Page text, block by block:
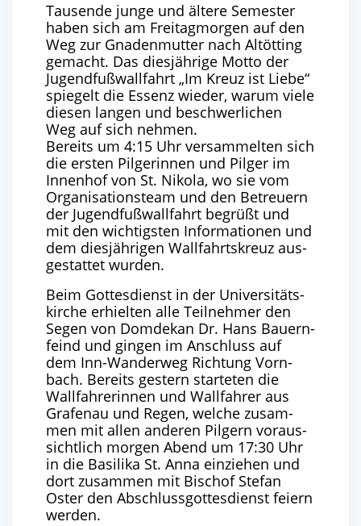
Tausende junge und ältere Semester
haben sich am Freitagmorgen auf den
Weg zur Gnadenmutter nach Altötting
gemacht. Das diesjährige Motto der
Jugendfußwallfahrt „Im Kreuz ist Liebe“
spiegelt die Essenz wieder, warum viele
diesen langen und beschwerlichen
Weg auf sich nehmen.
Bereits um 4:15 Uhr ver­sam­mel­ten sich
die ers­ten Pil­ge­rin­nen und Pil­ger im
Innen­hof von St. Niko­la, wo sie vom
Orga­ni­sa­ti­ons­team und den Betreu­ern
der Jugend­fuß­wall­fahrt begrüßt und
mit den wich­tigs­ten Infor­ma­tio­nen und
dem dies­jäh­ri­gen Wall­fahrts­kreuz aus­
ge­stat­tet wurden.
Beim Got­tes­dienst in der Uni­ver­si­täts­
kir­che erhiel­ten alle Teil­neh­mer den
Segen von Dom­de­kan Dr. Hans Bau­ern­
feind und gin­gen im Anschluss auf
dem Inn-Wan­der­weg Rich­tung Vorn­
bach. Bereits ges­tern star­te­ten die
Wall­fah­re­rin­nen und Wall­fah­rer aus
Gra­fen­au und Regen, wel­che zusam­
men mit allen ande­ren Pil­gern vor­aus­
sicht­lich mor­gen Abend um 17:30 Uhr
in die Basi­li­ka St. Anna ein­zie­hen und
dort zusam­men mit Bischof Ste­fan
Oster den Abschluss­got­tes­dienst fei­ern
werden.